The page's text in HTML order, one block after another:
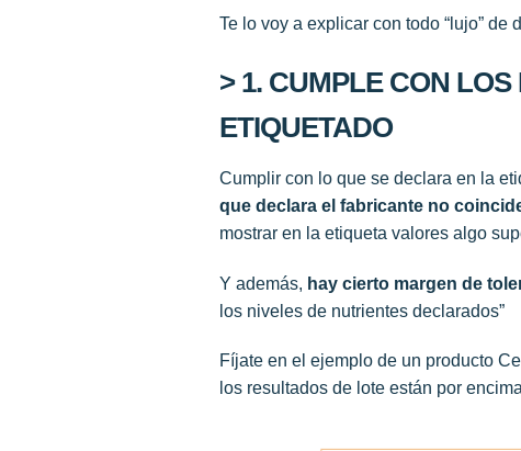
Te lo voy a explicar con todo “lujo”
> 1. CUMPLE CON
ETIQUETADO
Cumplir con lo que se declara en la
que declara el fabricante no
mostrar en la etiqueta valores algo
Y además, hay cierto margen de
los niveles de nutrientes declarados”
Fíjate en el ejemplo de un producto
los resultados de lote están por